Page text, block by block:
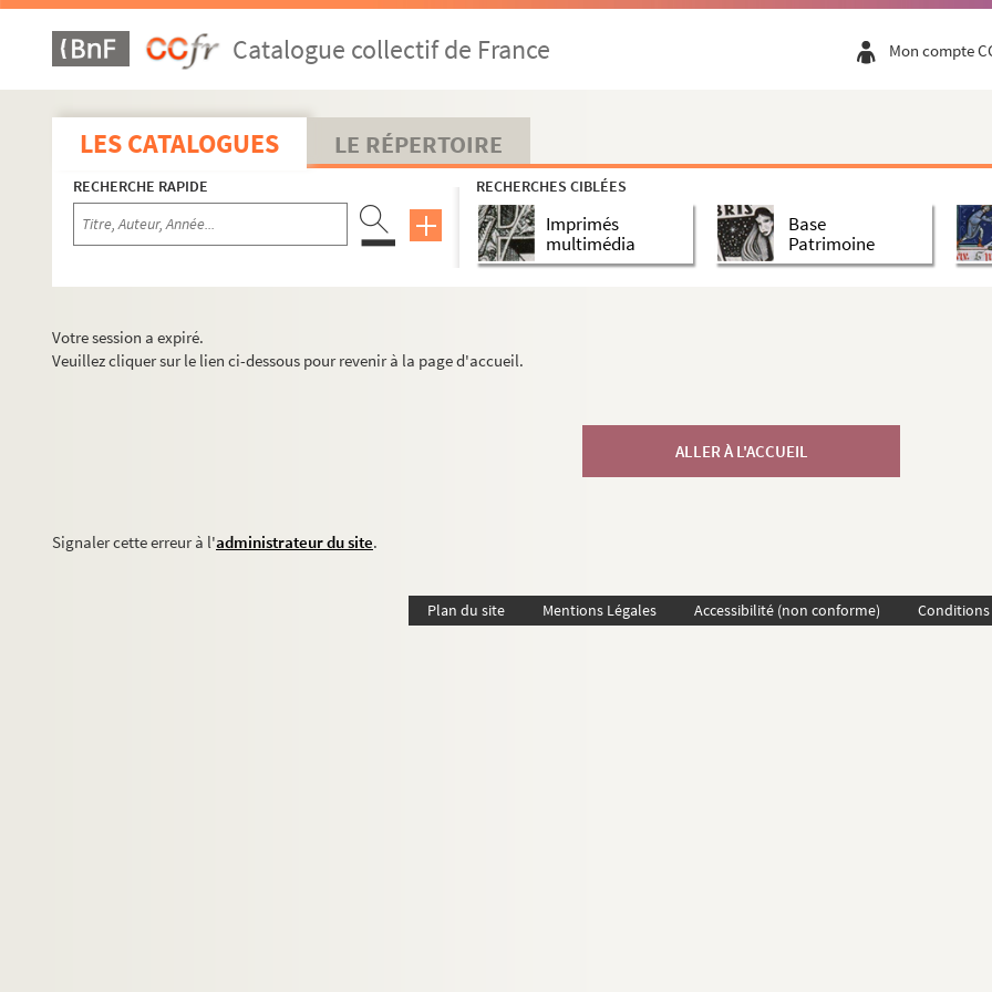
Catalogue collectif de France Mon compte
LES CATALOGUES LE RÉPERTOIRE
RECHERCHE RAPIDE RECHERCHES CIBLÉES
Imprimés
multimédia
Base
Patrimoine
Votre session a expiré.
Veuillez cliquer sur le lien ci-dessous pour revenir à la page d'accueil.
ALLER À L'ACCUEIL
Signaler cette erreur à l'administrateur du site.
Plan du site Mentions Légales Accessibilité (non conforme)